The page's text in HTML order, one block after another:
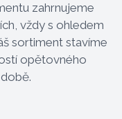
zahrnujeme
vždy s ohledem
sortiment stavíme
opětovného